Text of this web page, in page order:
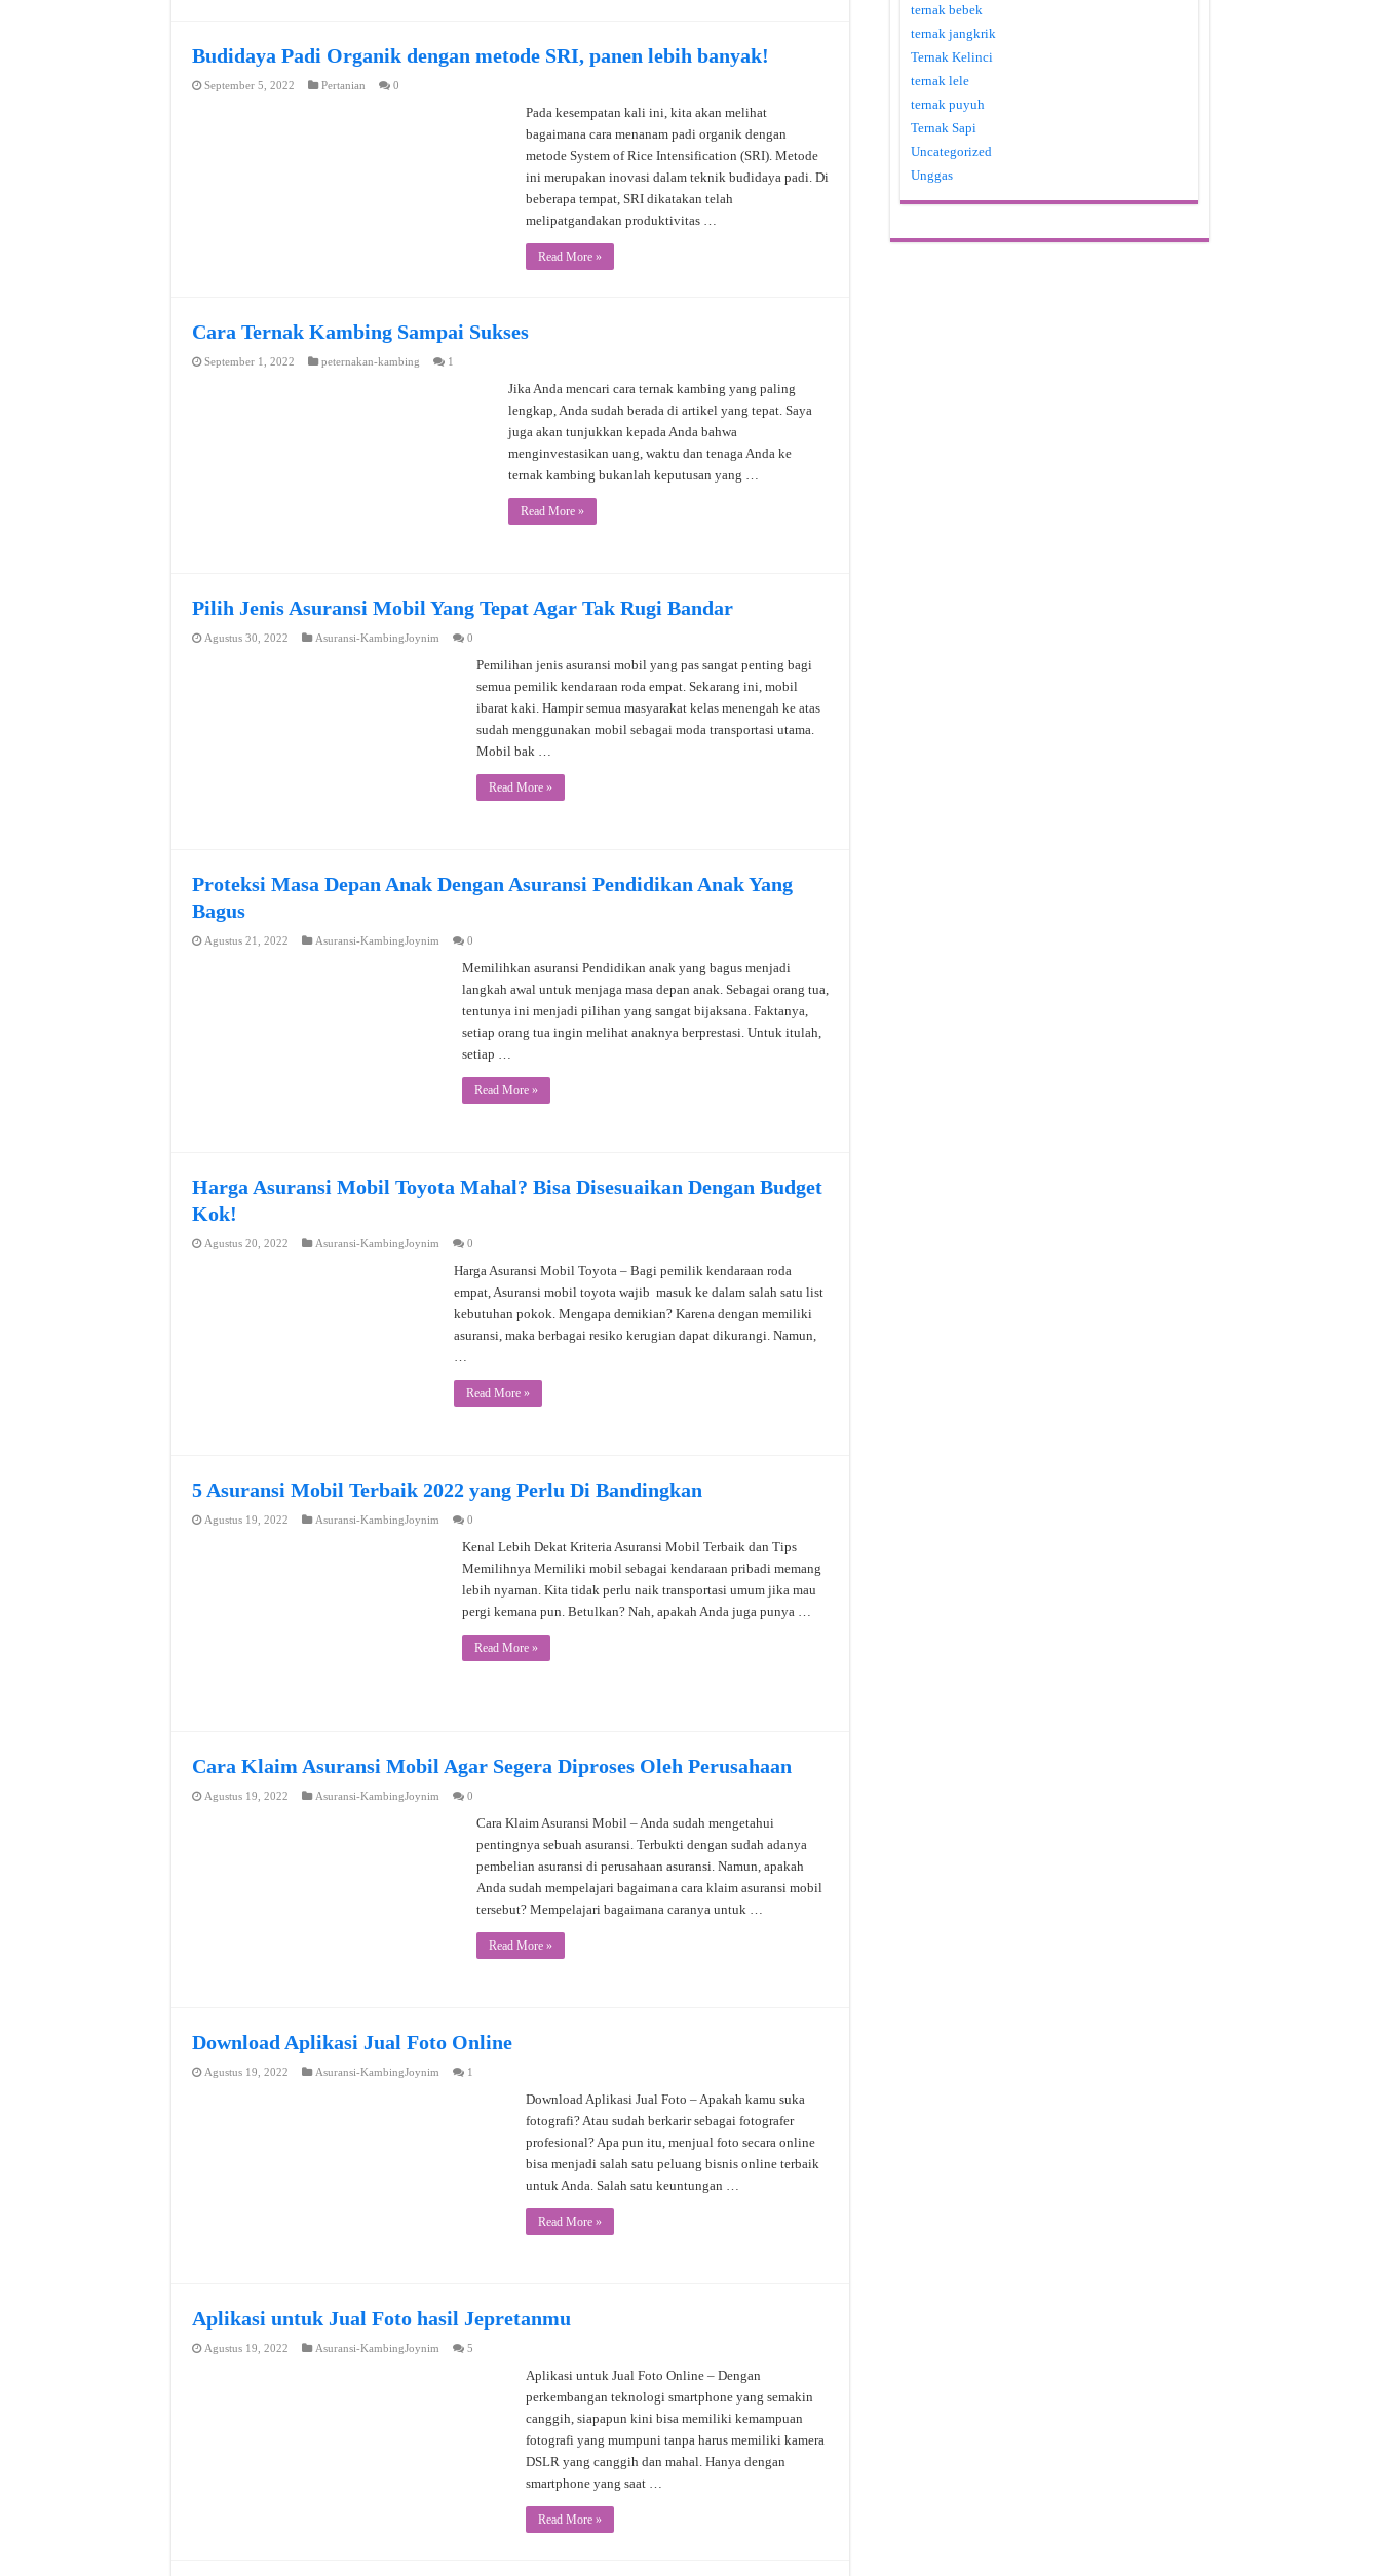
Budidaya Padi Organik dengan metode SRI, panen lebih banyak!
September 5, 2022 Pertanian 0
Pada kesempatan kali ini, kita akan melihat
bagaimana cara menanam padi organik dengan
metode System of Rice Intensification (SRI). Metode
ini merupakan inovasi dalam teknik budidaya padi. Di
beberapa tempat, SRI dikatakan telah
melipatgandakan produktivitas …
Read More »
Cara Ternak Kambing Sampai Sukses
September 1, 2022 peternakan-kambing 1
Jika Anda mencari cara ternak kambing yang paling
lengkap, Anda sudah berada di artikel yang tepat. Saya
juga akan tunjukkan kepada Anda bahwa
menginvestasikan uang, waktu dan tenaga Anda ke
ternak kambing bukanlah keputusan yang …
Read More »
Pilih Jenis Asuransi Mobil Yang Tepat Agar Tak Rugi Bandar
Agustus 30, 2022 Asuransi-KambingJoynim 0
Pemilihan jenis asuransi mobil yang pas sangat penting bagi
semua pemilik kendaraan roda empat. Sekarang ini, mobil
ibarat kaki. Hampir semua masyarakat kelas menengah ke atas
sudah menggunakan mobil sebagai moda transportasi utama.
Mobil bak …
Read More »
Proteksi Masa Depan Anak Dengan Asuransi Pendidikan Anak Yang
Bagus
Agustus 21, 2022 Asuransi-KambingJoynim 0
Memilihkan asuransi Pendidikan anak yang bagus menjadi
langkah awal untuk menjaga masa depan anak. Sebagai orang tua,
tentunya ini menjadi pilihan yang sangat bijaksana. Faktanya,
setiap orang tua ingin melihat anaknya berprestasi. Untuk itulah,
setiap …
Read More »
Harga Asuransi Mobil Toyota Mahal? Bisa Disesuaikan Dengan Budget
Kok!
Agustus 20, 2022 Asuransi-KambingJoynim 0
Harga Asuransi Mobil Toyota – Bagi pemilik kendaraan roda
empat, Asuransi mobil toyota wajib masuk ke dalam salah satu list
kebutuhan pokok. Mengapa demikian? Karena dengan memiliki
asuransi, maka berbagai resiko kerugian dapat dikurangi. Namun,
…
Read More »
5 Asuransi Mobil Terbaik 2022 yang Perlu Di Bandingkan
Agustus 19, 2022 Asuransi-KambingJoynim 0
Kenal Lebih Dekat Kriteria Asuransi Mobil Terbaik dan Tips
Memilihnya Memiliki mobil sebagai kendaraan pribadi memang
lebih nyaman. Kita tidak perlu naik transportasi umum jika mau
pergi kemana pun. Betulkan? Nah, apakah Anda juga punya …
Read More »
Cara Klaim Asuransi Mobil Agar Segera Diproses Oleh Perusahaan
Agustus 19, 2022 Asuransi-KambingJoynim 0
Cara Klaim Asuransi Mobil – Anda sudah mengetahui
pentingnya sebuah asuransi. Terbukti dengan sudah adanya
pembelian asuransi di perusahaan asuransi. Namun, apakah
Anda sudah mempelajari bagaimana cara klaim asuransi mobil
tersebut? Mempelajari bagaimana caranya untuk …
Read More »
Download Aplikasi Jual Foto Online
Agustus 19, 2022 Asuransi-KambingJoynim 1
Download Aplikasi Jual Foto – Apakah kamu suka
fotografi? Atau sudah berkarir sebagai fotografer
profesional? Apa pun itu, menjual foto secara online
bisa menjadi salah satu peluang bisnis online terbaik
untuk Anda. Salah satu keuntungan …
Read More »
Aplikasi untuk Jual Foto hasil Jepretanmu
Agustus 19, 2022 Asuransi-KambingJoynim 5
Aplikasi untuk Jual Foto Online – Dengan
perkembangan teknologi smartphone yang semakin
canggih, siapapun kini bisa memiliki kemampuan
fotografi yang mumpuni tanpa harus memiliki kamera
DSLR yang canggih dan mahal. Hanya dengan
smartphone yang saat …
Read More »
ternak bebek
ternak jangkrik
Ternak Kelinci
ternak lele
ternak puyuh
Ternak Sapi
Uncategorized
Unggas